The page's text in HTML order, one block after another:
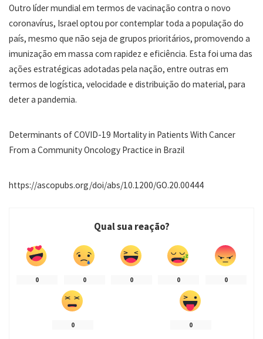
Outro líder mundial em termos de vacinação contra o novo
coronavírus, Israel optou por contemplar toda a população do
país, mesmo que não seja de grupos prioritários, promovendo a
imunização em massa com rapidez e eficiência. Esta foi uma das
ações estratégicas adotadas pela nação, entre outras em
termos de logística, velocidade e distribuição do material, para
deter a pandemia.
Determinants of COVID-19 Mortality in Patients With Cancer
From a Community Oncology Practice in Brazil
https://ascopubs.org/doi/abs/10.1200/GO.20.00444
Qual sua reação?
0 0 0 0 0
0 0